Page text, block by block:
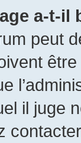
a-t-il
peut
il juge